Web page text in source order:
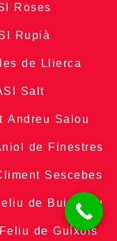
Roses
Rupià
de Llierca
Salt
Andreu Salou
de Finestres
Sescebes
de Buixalleu
de Guíxols